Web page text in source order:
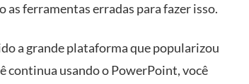
as ferramentas erradas para fazer isso.
a grande plataforma que popularizou
continua usando o PowerPoint, você